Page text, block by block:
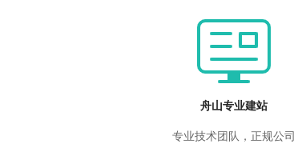
舟山专业建站
专业技术团队，正规公司